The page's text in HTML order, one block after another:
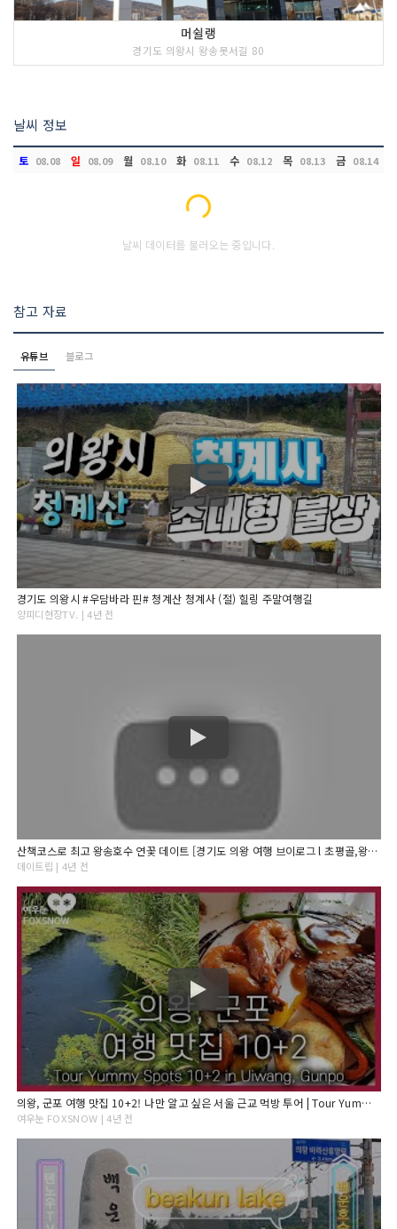
머쉴랭
경기도 의왕시 왕송못서길 80
날씨 정보
토 08.08 일 08.09 월 08.10 화 08.11 수 08.12 목 08.13 금 08.14
Loading...
날씨 데이터를 불러오는 중입니다.
참고 자료
유튜브 블로그
경기도 의왕시 #우담바라 핀# 청계산 청계사 (절) 힐링 주말여행길
양피디현장TV. | 4년 전
산책코스로 최고 왕송호수 연꽃 데이트 [경기도 의왕 여행 브이로그 l 초평골,왕송호수,손커피연구소]
데이트립 | 4년 전
의왕, 군포 여행 맛집 10+2! 나만 알고 싶은 서울 근교 먹방 투어 | Tour Yummy Spots 10+2 in Uiwang, Gunpo
여우눈 FOXSNOW | 4년 전